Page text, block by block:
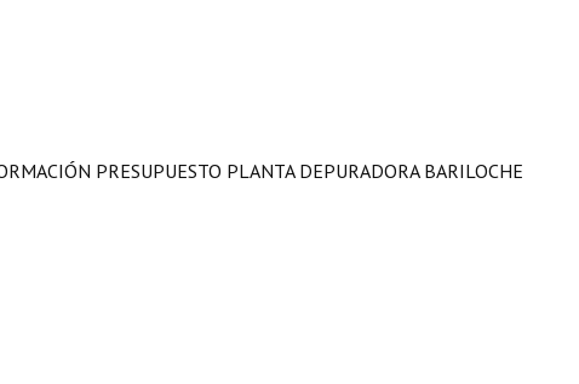
PRESUPUESTO PLANTA DEPURADORA BARILOCHE